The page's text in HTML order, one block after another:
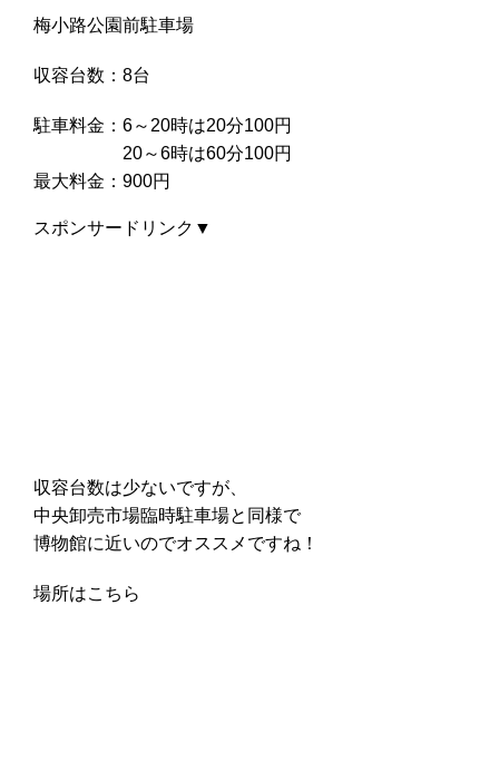
梅小路公園前駐車場
収容台数：8台
駐車料金：6～20時は20分100円
20～6時は60分100円
最大料金：900円
スポンサードリンク▼
収容台数は少ないですが、
中央卸売市場臨時駐車場と同様で
博物館に近いのでオススメですね！
場所はこちら